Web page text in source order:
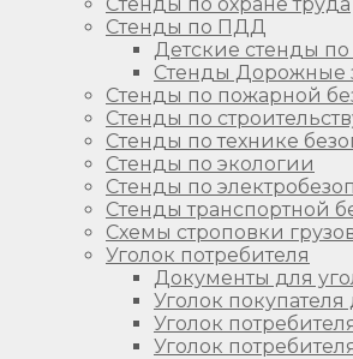
Стенды по ПДД
Детские стенды
Стенды Дорожные
Стенды по пожарной
Стенды по
Стенды по технике
Стенды по экологии
Стенды по
Стенды транспортной
Схемы строповки
Уголок потребителя
Документы для
Уголок
Уголок
Уголок